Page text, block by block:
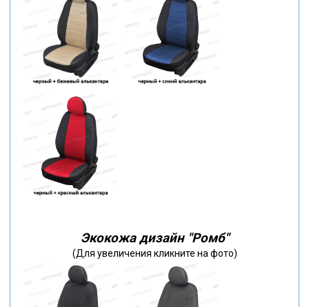
Экокожа дизайн "Ромб"
(Для увеличения кликните на фото)